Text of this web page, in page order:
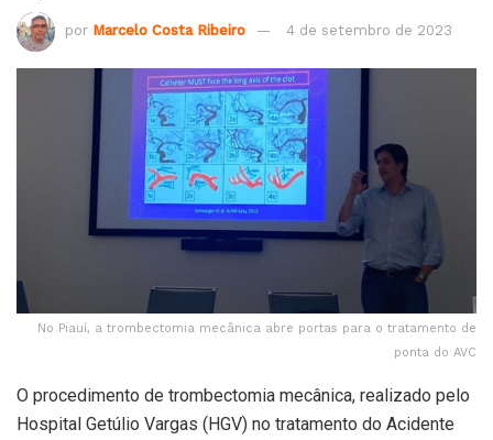
por Marcelo Costa Ribeiro 4 de setembro de 2023
No Piauí, a trombectomia mecânica abre portas para o tratamento de
ponta do AVC
O procedimento de trombectomia mecânica, realizado pelo
Hospital Getúlio Vargas (HGV) no tratamento do Acidente